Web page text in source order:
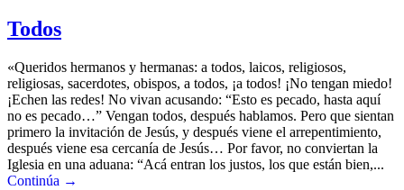
Todos
«Queridos hermanos y hermanas: a todos, laicos, religiosos,
religiosas, sacerdotes, obispos, a todos, ¡a todos! ¡No tengan miedo!
¡Echen las redes! No vivan acusando: “Esto es pecado, hasta aquí
no es pecado…” Vengan todos, después hablamos. Pero que sientan
primero la invitación de Jesús, y después viene el arrepentimiento,
después viene esa cercanía de Jesús… Por favor, no conviertan la
Iglesia en una aduana: “Acá entran los justos, los que están bien,...
Continúa →